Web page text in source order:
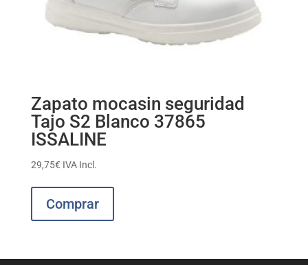
Zapato mocasin seguridad
Tajo S2 Blanco 37865
ISSALINE
29,75€ IVA Incl.
Comprar
Las